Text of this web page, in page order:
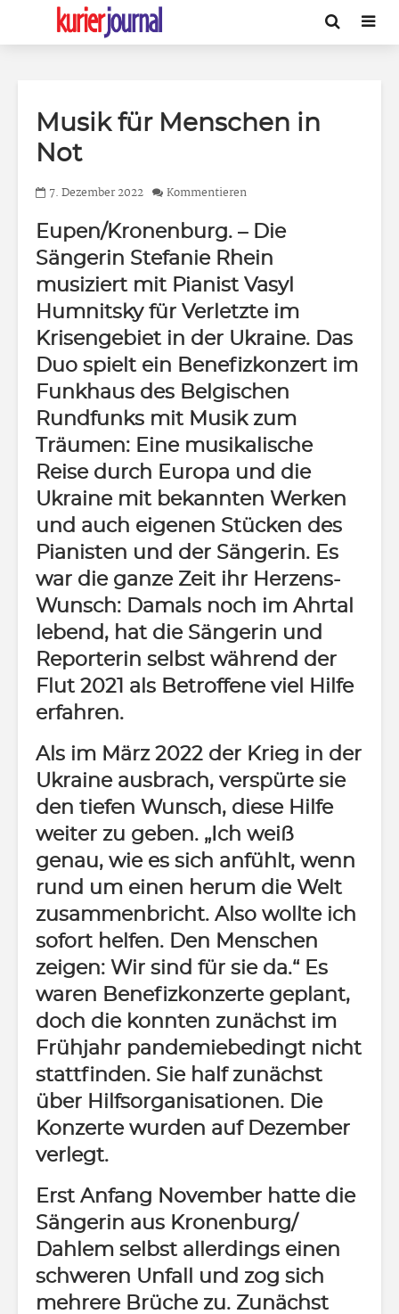
Musik für Menschen in
Not
7. Dezember 2022 Kommentieren
Eupen/Kronenburg. – Die
Sängerin Stefanie Rhein
musiziert mit Pianist Vasyl
Humnitsky für Verletzte im
Krisengebiet in der Ukraine. Das
Duo spielt ein Benefizkonzert im
Funkhaus des Belgischen
Rundfunks mit Musik zum
Träumen: Eine musikalische
Reise durch Europa und die
Ukraine mit bekannten Werken
und auch eigenen Stücken des
Pianisten und der Sängerin. Es
war die ganze Zeit ihr Herzens-
Wunsch: Damals noch im Ahrtal
lebend, hat die Sängerin und
Reporterin selbst während der
Flut 2021 als Betroffene viel Hilfe
erfahren.
Als im März 2022 der Krieg in der
Ukraine ausbrach, verspürte sie
den tiefen Wunsch, diese Hilfe
weiter zu geben. „Ich weiß
genau, wie es sich anfühlt, wenn
rund um einen herum die Welt
zusammenbricht. Also wollte ich
sofort helfen. Den Menschen
zeigen: Wir sind für sie da.“ Es
waren Benefizkonzerte geplant,
doch die konnten zunächst im
Frühjahr pandemiebedingt nicht
stattfinden. Sie half zunächst
über Hilfsorganisationen. Die
Konzerte wurden auf Dezember
verlegt.
Erst Anfang November hatte die
Sängerin aus Kronenburg/
Dahlem selbst allerdings einen
schweren Unfall und zog sich
mehrere Brüche zu. Zunächst